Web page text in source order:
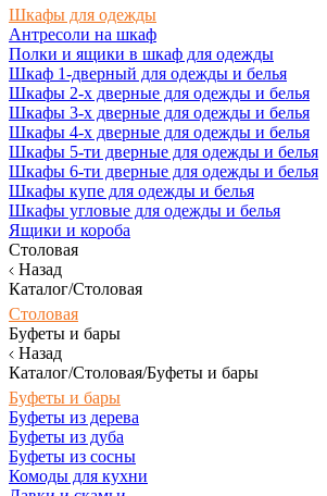
Шкафы для одежды
Антресоли на шкаф
Полки и ящики в шкаф для одежды
Шкаф 1-дверный для одежды и белья
Шкафы 2-х дверные для одежды и белья
Шкафы 3-х дверные для одежды и белья
Шкафы 4-х дверные для одежды и белья
Шкафы 5-ти дверные для одежды и белья
Шкафы 6-ти дверные для одежды и белья
Шкафы купе для одежды и белья
Шкафы угловые для одежды и белья
Ящики и короба
Столовая
Назад
Каталог/Столовая
Столовая
Буфеты и бары
Назад
Каталог/Столовая/Буфеты и бары
Буфеты и бары
Буфеты из дерева
Буфеты из дуба
Буфеты из сосны
Комоды для кухни